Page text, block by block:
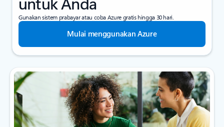
Gunakan sistem prabayar atau coba Azure gratis hingga 30 hari.
Mulai menggunakan Azure